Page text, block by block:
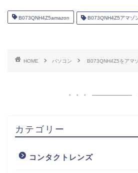
B073QNH4Z5amazon B073QNH4Z5アマゾ
HOME パソコン B073QNH4Z5をアマ
カテゴリー
コンタクトレンズ